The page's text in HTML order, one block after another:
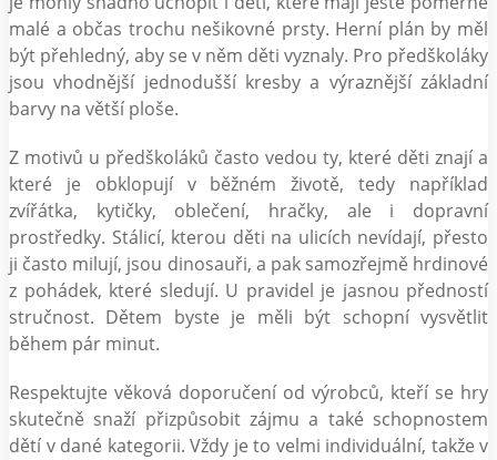
malé a občas trochu nešikovné prsty. Herní plán by měl
být přehledný, aby se v něm děti vyznaly. Pro předškoláky
jsou vhodnější jednodušší kresby a výraznější základní
barvy na větší ploše.
Z motivů u předškoláků často vedou ty, které děti znají a
které je obklopují v běžném životě, tedy například
zvířátka, kytičky, oblečení, hračky, ale i dopravní
prostředky. Stálicí, kterou děti na ulicích nevídají, přesto
ji často milují, jsou dinosauři, a pak samozřejmě hrdinové
z pohádek, které sledují. U pravidel je jasnou předností
stručnost. Dětem byste je měli být schopní vysvětlit
během pár minut.
Respektujte věková doporučení od výrobců, kteří se hry
skutečně snaží přizpůsobit zájmu a také schopnostem
dětí v dané kategorii. Vždy je to velmi individuální, takže v